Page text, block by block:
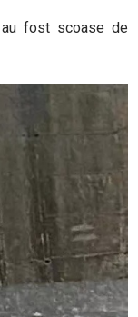
au fost scoase de